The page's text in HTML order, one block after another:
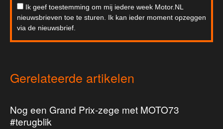
Ik geef toestemming om mij iedere week Motor.NL
nieuwsbrieven toe te sturen. Ik kan ieder moment opzeggen
via de nieuwsbrief.
Gerelateerde artikelen
Nog een Grand Prix-zege met MOTO73
#terugblik